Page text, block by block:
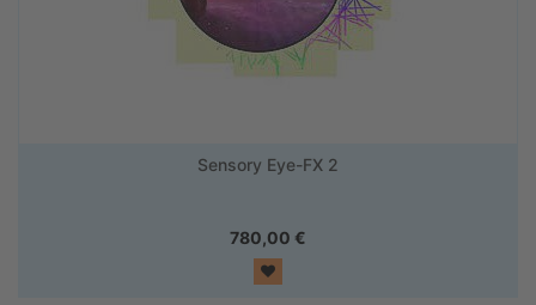
Sensory Eye-FX 2
780,00 €